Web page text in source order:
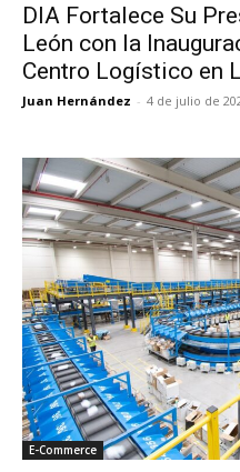
DIA Fortalece Su
León con la
Centro Logístico en
Juan Hernández - 4 de julio de
E-Commerce